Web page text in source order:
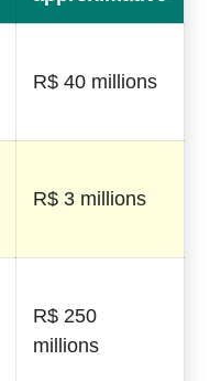
R$ 40 millions
R$ 3 millions
R$ 250
millions